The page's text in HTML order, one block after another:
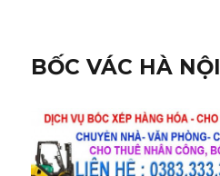
BỐC VÁC HÀ NỘI